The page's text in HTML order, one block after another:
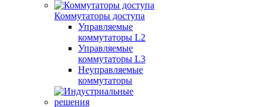
Коммутаторы доступа
Управляемые
коммутаторы L2
Управляемые
коммутаторы L3
Неуправляемые
коммутаторы